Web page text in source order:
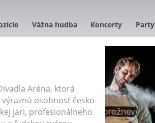
Vážna hudba Koncerty Party
Aréna, ktorá
osobnosť česko-
jari, profesionálneho